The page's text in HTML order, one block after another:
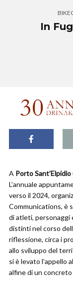
In
A Porto
L’annuale
verso il 2024,
Communications, è
di atleti, personaggi
distinti nel corso
riflessione, circa i
allo sviluppo del
si è levato l’appello
alfine di un